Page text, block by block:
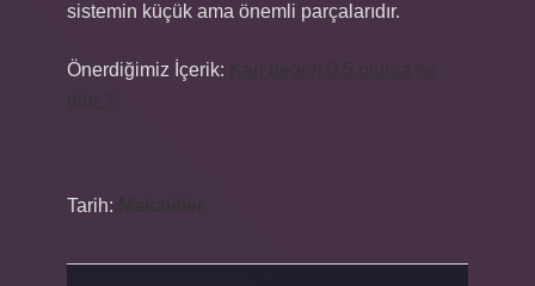
sistemin küçük ama önemli parçalarıdır.
Önerdiğimiz İçerik:
Tarih: